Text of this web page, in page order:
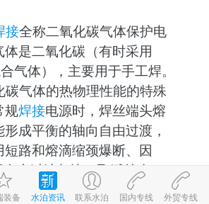
接全称二氧化碳气体保护电
体是二氧化碳（有时采用
气体），主要用于手工焊。
气体的热物理性能的特殊
规焊接电源时，焊丝端头熔
成平衡的轴向自由过渡，
短路和熔滴缩颈爆断、因
由过渡相比，飞溅较多。
气体价格低廉，采用短路过
号-1 鲁公网安备 37083202370898号
装备 水泊资讯 联系水泊 国内专线 外贸专线